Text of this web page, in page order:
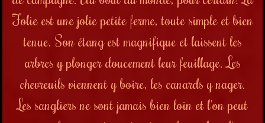
Folie est une jolie petite ferme, toute simple et bien
tenue. Son étang est magnifique et laissent les
arbres y plonger doucement leur feuillage.Les
chevreuils viennent y boire, les canards y nager.
Les sangliers ne sont jamais bien loin et l'on peut